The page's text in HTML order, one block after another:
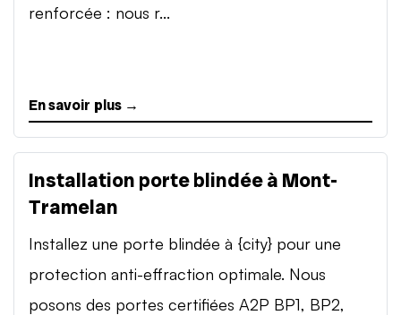
renforcée : nous r...
En savoir plus →
Installation porte blindée à Mont-
Tramelan
Installez une porte blindée à {city} pour une
protection anti-effraction optimale. Nous
posons des portes certifiées A2P BP1, BP2,